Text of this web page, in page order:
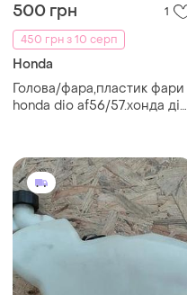
500 грн
1
450 грн з 10 серп
Honda
Голова/фара,пластик фари
honda dio af56/57.хонда діо